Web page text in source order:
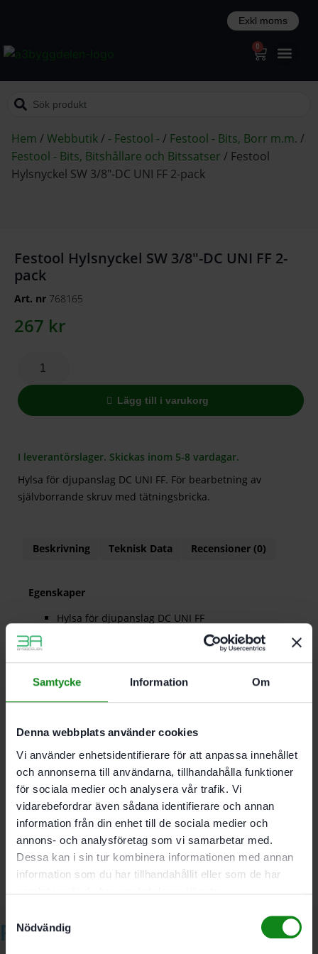
Samtycke Information Om
Denna webbplats använder cookies
Vi använder enhetsidentifierare för att anpassa innehållet
och annonserna till användarna, tillhandahålla funktioner
för sociala medier och analysera vår trafik. Vi
vidarebefordrar även sådana identifierare och annan
information från din enhet till de sociala medier och
annons- och analysföretag som vi samarbetar med.
Dessa kan i sin tur kombinera informationen med annan
information som du har tillhandahållit eller som de har
Nödvändig
0
Hem /Webbutik/ - Festool -/ Festool - Bits, Borr m.m. /
Festool - Bits, Bitshållare och Bitssatser / Festool
Hylsnyckel SW 3/8″-DC UNI FF 2-pack
Festool Hylsnyckel SW 3/8″-DC UNI FF 2-
pack
Art. nr 768165
267 kr
Lägg till i varukorg
I leverantörslager. Skickas inom 5-8 vardagar.
Hylsa för djupanslag DC UNI FF. För bearbetning av
självborrande skruv med tätningsbricka.
Beskrivning Teknisk Data Recensioner (0)
Egenskaper
Hylsa för djupanslag DC UNI FF
För bearbetning av självborrande skruv med
För djupanslag DC UNI FF
2 hylsor NV 8 med klämverkan (kula)
Hållare 3/8 ”
Det finns inga recensioner än.
Bli först med att recensera ”Festool Hylsnyckel SW
3/8″-DC UNI FF 2-pack”
Du måste varainloggadför att skriva en recension.
Relaterade produkter